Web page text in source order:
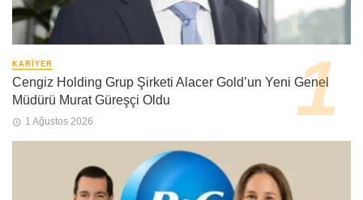
KARIYER
Cengiz Holding Grup Şirketi Alacer Gold’un Yeni Genel
Müdürü Murat Güreşçi Oldu
1 Ağustos 2026